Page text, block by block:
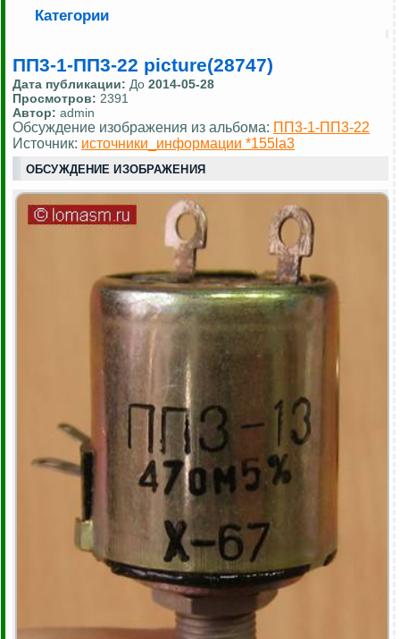
Категории
ПП3-1-ПП3-22 picture(28747)
Дата публикации: До 2014-05-28
Просмотров: 2391
Автор: admin
Обсуждение изображения из альбома: ПП3-1-ПП3-22
Источник: источники_информации *155la3
ОБСУЖДЕНИЕ ИЗОБРАЖЕНИЯ